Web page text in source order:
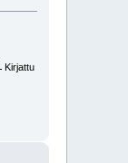
Kirjattu